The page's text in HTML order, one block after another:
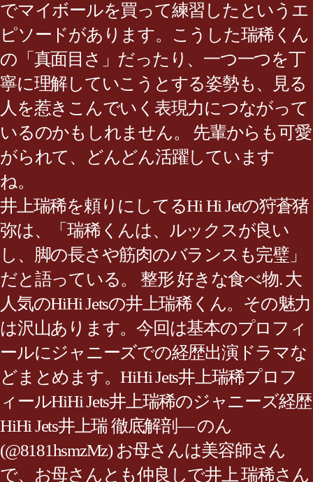
でマイボールを買って練習したというエ
ピソードがあります。こうした瑞稀くん
の「真面目さ」だったり、一つ一つを丁
寧に理解していこうとする姿勢も、見る
人を惹きこんでいく表現力につながって
いるのかもしれません。 先輩からも可愛
がられて、どんどん活躍しています
ね。
‎井上瑞稀を頼りにしてるHi Hi Jetの狩蒼猪
弥は、「瑞稀くんは、ルックスが良い
し、脚の長さや筋肉のバランスも完璧」
だと語っている。 整形 好きな食べ物. 大
人気のHiHi Jetsの井上瑞稀くん。その魅力
は沢山あります。今回は基本のプロフィ
ールにジャニーズでの経歴出演ドラマな
どまとめます。HiHi Jets井上瑞稀プロフ
ィールHiHi Jets井上瑞稀のジャニーズ経歴
HiHi Jets井上瑞 徹底解剖— のん
(@8181hsmzMz) お母さんは美容師さん
で、お母さんとも仲良しで井上 瑞稀さん